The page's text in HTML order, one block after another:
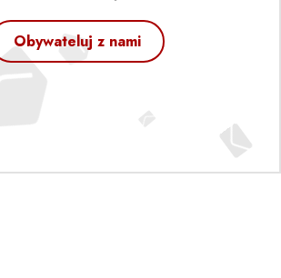
Obywateluj z nami